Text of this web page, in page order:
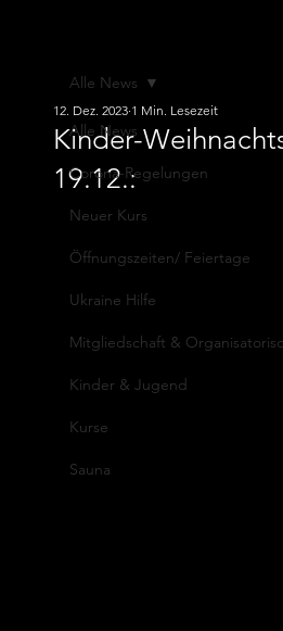
1845 e.V.
Alle News
Corona-Regelungen
Neuer Kurs
Öffnungszeiten/ Feiertage
Ukraine Hilfe
Mitgliedschaft &
Kinder & Jugend
Kurse
Sauna
Alle News
Kinder-
19.12.:
12. Dez. 2023 1 Min. Lesezeit